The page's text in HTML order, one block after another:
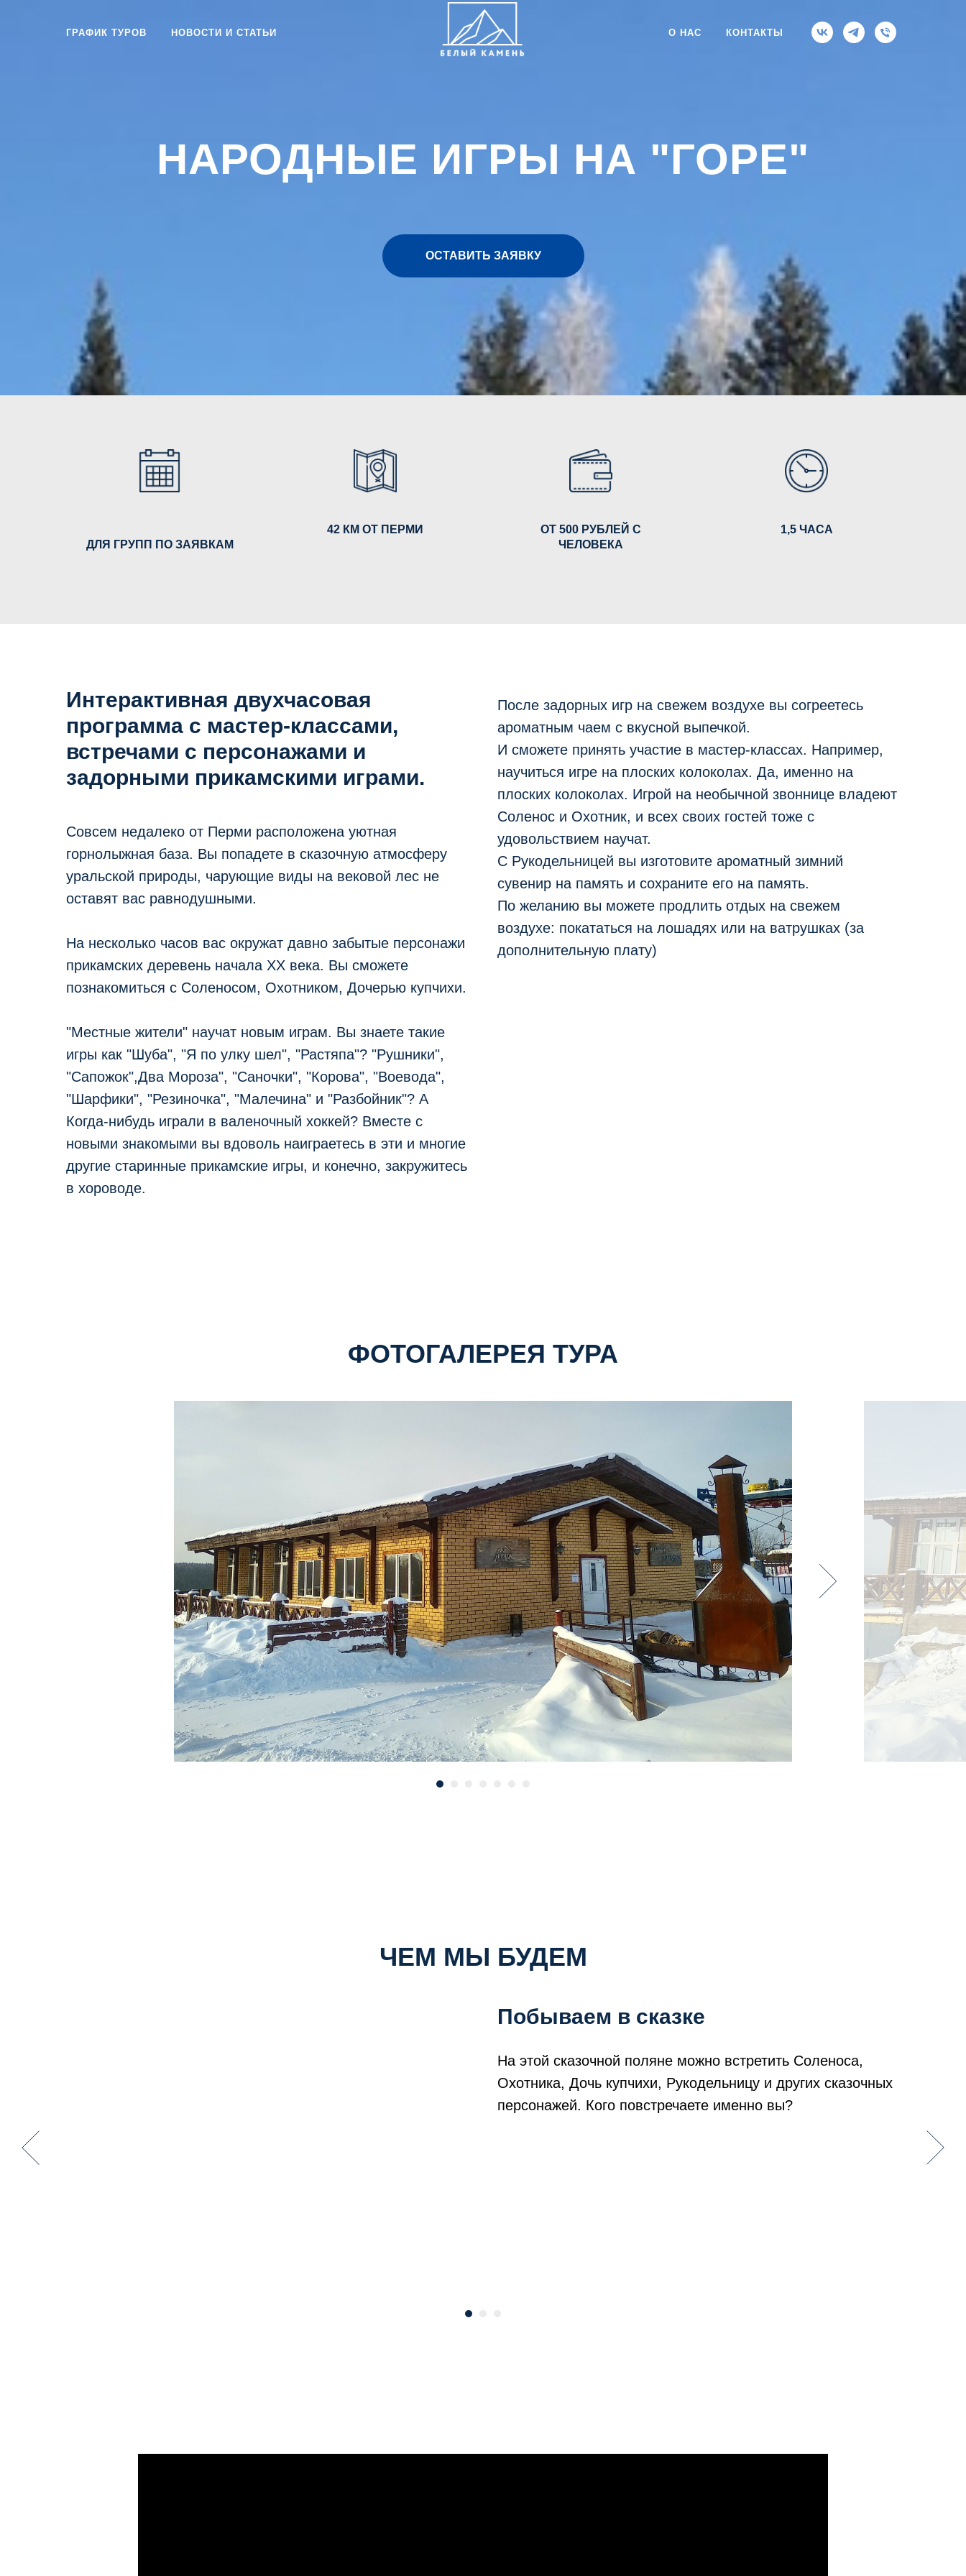
ГРАФИК ТУРОВ НОВОСТИ И СТАТЬИ О НАС КОНТАКТЫ
НАРОДНЫЕ ИГРЫ НА "ГОРЕ"
ОСТАВИТЬ ЗАЯВКУ
ДЛЯ ГРУПП ПО ЗАЯВКАМ
42 КМ ОТ ПЕРМИ
ОТ 500 РУБЛЕЙ С
ЧЕЛОВЕКА
1,5 ЧАСА
Интерактивная двухчасовая
программа с мастер-классами,
встречами с персонажами и
задорными прикамскими играми.
Совсем недалеко от Перми расположена уютная
горнолыжная база. Вы попадете в сказочную атмосферу
уральской природы, чарующие виды на вековой лес не
оставят вас равнодушными.
На несколько часов вас окружат давно забытые персонажи
прикамских деревень начала XX века. Вы сможете
познакомиться с Соленосом, Охотником, Дочерью купчихи.
"Местные жители" научат новым играм. Вы знаете такие
игры как "Шуба", "Я по улку шел", "Растяпа"? "Рушники",
"Сапожок",Два Мороза", "Саночки", "Корова", "Воевода",
"Шарфики", "Резиночка", "Малечина" и "Разбойник"? А
Когда-нибудь играли в валеночный хоккей? Вместе с
новыми знакомыми вы вдоволь наиграетесь в эти и многие
другие старинные прикамские игры, и конечно, закружитесь
в хороводе.
После задорных игр на свежем воздухе вы согреетесь
ароматным чаем с вкусной выпечкой.
И сможете принять участие в мастер-классах. Например,
научиться игре на плоских колоколах. Да, именно на
плоских колоколах. Игрой на необычной звоннице владеют
Соленос и Охотник, и всех своих гостей тоже с
удовольствием научат.
С Рукодельницей вы изготовите ароматный зимний
сувенир на память и сохраните его на память.
По желанию вы можете продлить отдых на свежем
воздухе: покататься на лошадях или на ватрушках (за
дополнительную плату)
ФОТОГАЛЕРЕЯ ТУРА
ЧЕМ МЫ БУДЕМ
Побываем в сказке
На этой сказочной поляне можно встретить Соленоса,
Охотника, Дочь купчихи, Рукодельницу и других сказочных
персонажей. Кого повстречаете именно вы?